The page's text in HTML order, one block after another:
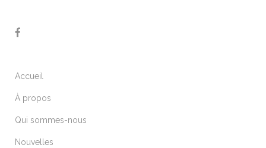
Accueil
À propos
Qui sommes-nous
Nouvelles